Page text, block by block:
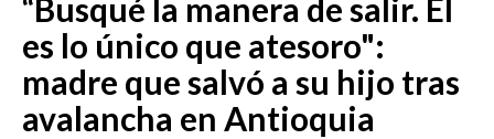
EMISIÓN 12:30 PM
EMISIÓN 7:00 PM
“Busqué la manera de salir. Él
es lo único que atesoro":
madre que salvó a su hijo tras
avalancha en Antioquia